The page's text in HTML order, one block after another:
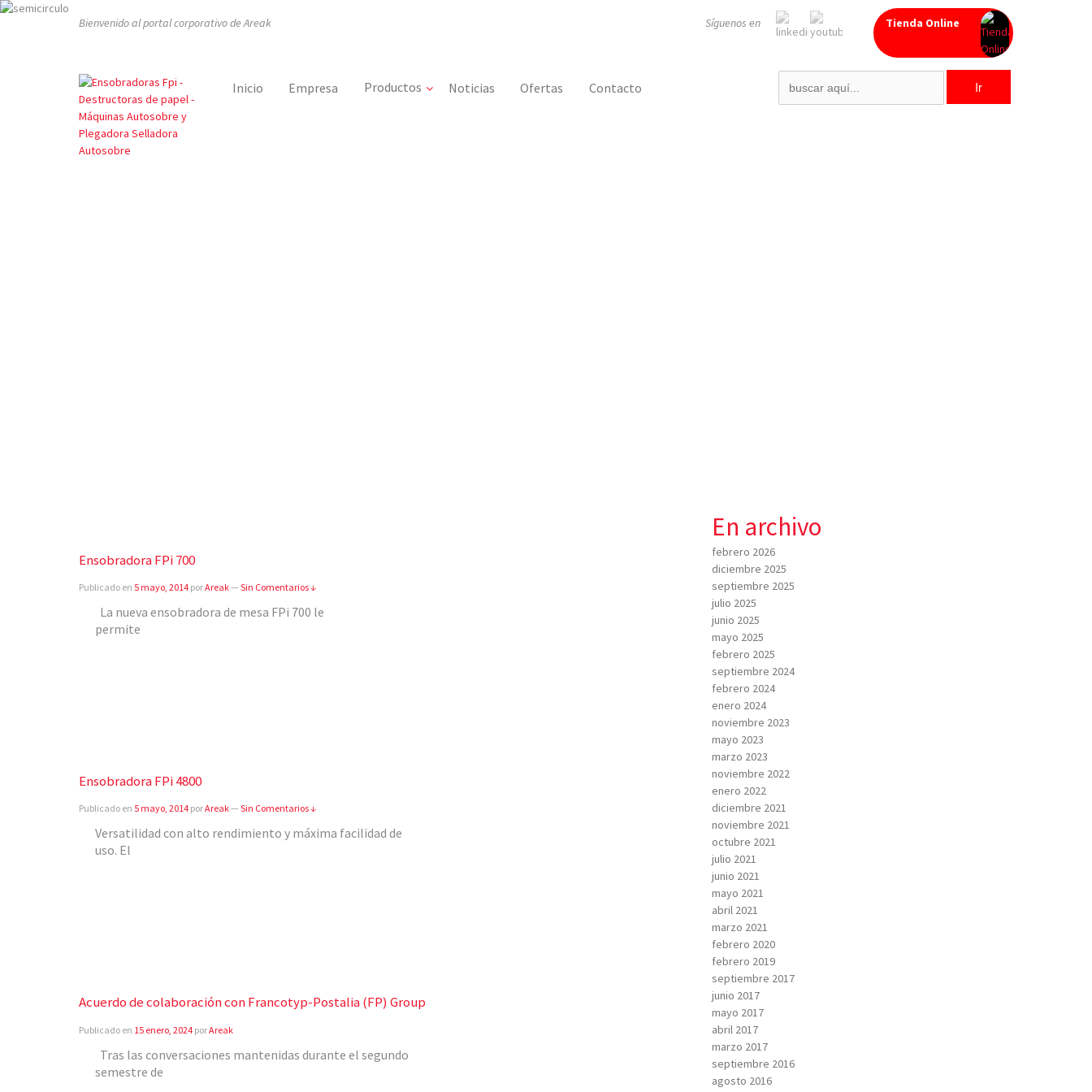
Bienvenido al portal corporativo de Areak Tienda Online
Síguenos en
Inicio Empresa Productos Noticias Ofertas Contacto
Search
for:
Ensobradora FPi 700
Publicado en 5 mayo, 2014 porAreak— Sin Comentarios ↓
La nueva ensobradora de mesa FPi 700 le
permite
Ensobradora FPi 4800
Publicado en 5 mayo, 2014 porAreak— Sin Comentarios ↓
Versatilidad con alto rendimiento y máxima facilidad de
uso. El
Acuerdo de colaboración con Francotyp-Postalia (FP) Group
Publicado en 15 enero, 2024 porAreak
Tras las conversaciones mantenidas durante el segundo
semestre de
En archivo
febrero 2026
diciembre 2025
septiembre 2025
julio 2025
junio 2025
mayo 2025
febrero 2025
septiembre 2024
febrero 2024
enero 2024
noviembre 2023
mayo 2023
marzo 2023
noviembre 2022
enero 2022
diciembre 2021
noviembre 2021
octubre 2021
julio 2021
junio 2021
mayo 2021
abril 2021
marzo 2021
febrero 2020
febrero 2019
septiembre 2017
junio 2017
mayo 2017
abril 2017
marzo 2017
septiembre 2016
agosto 2016